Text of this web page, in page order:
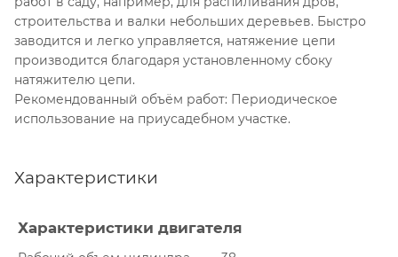
строительства и валки небольших деревьев. Быстро
заводится и легко управляется, натяжение цепи
производится благодаря установленному сбоку
натяжителю цепи.
Рекомендованный объём работ: Периодическое
использование на приусадебном участке.
Характеристики
Характеристики двигателя